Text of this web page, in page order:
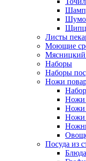
Листы
Моющие
Мясницкий
Наборы
Наборы
Ножи
Ножи
Ножи
Ножи
Посуда из